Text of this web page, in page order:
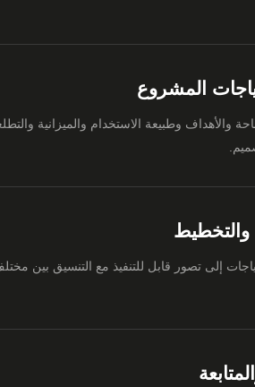
وطبيعة الاستخدام والميزانية والتطلعات
تصور قابل للتنفيذ مع التنسيق بين مختلف